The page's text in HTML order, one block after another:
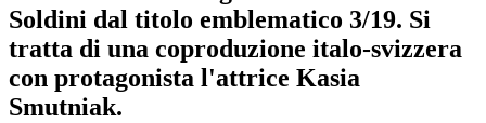
Soldini dal titolo emblematico 3/19. Si
tratta di una coproduzione italo-svizzera
con protagonista l'attrice Kasia
Smutniak.